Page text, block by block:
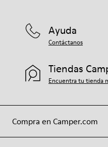
Compra en Camper.com
Ayuda
Contáctanos
Tiendas
Encuentra tu tienda